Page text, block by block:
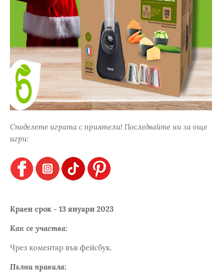
Споделете играта с приятели! Последвайте ни за още
игри:
Краен срок - 13 януари 2023
Как се участва:
Чрез коментар във фейсбук.
Пълни правила: